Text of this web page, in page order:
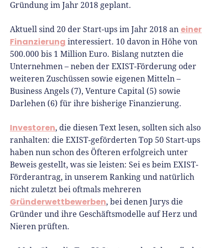
Gründung im Jahr 2018 geplant.
Aktuell sind 20 der Start-ups im Jahr 2018 an einer
Finanzierung interessiert. 10 davon in Höhe von
500.000 bis 1 Million Euro. Bislang nutzten die
Unternehmen – neben der EXIST-Förderung oder
weiteren Zuschüssen sowie eigenen Mitteln –
Business Angels (7), Venture Capital (5) sowie
Darlehen (6) für ihre bisherige Finanzierung.
Investoren, die diesen Text lesen, sollten sich also
ranhalten: die EXIST-geförderten Top 50 Start-ups
haben nun schon des Öfteren erfolgreich unter
Beweis gestellt, was sie leisten: Sei es beim EXIST-
Förderantrag, in unserem Ranking und natürlich
nicht zuletzt bei oftmals mehreren
Gründerwettbewerben, bei denen Jurys die
Gründer und ihre Geschäftsmodelle auf Herz und
Nieren prüften.